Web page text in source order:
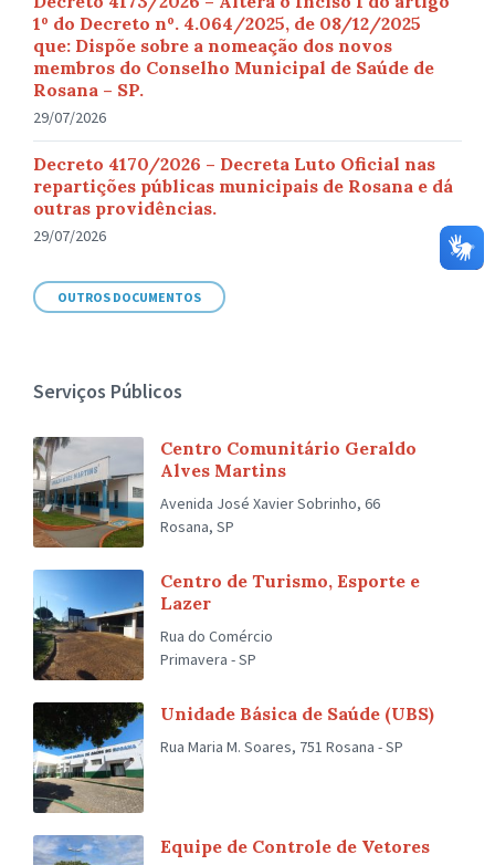
1º do Decreto nº. 4.064/2025, de 08/12/2025
que: Dispõe sobre a nomeação dos novos
membros do Conselho Municipal de Saúde de
Rosana – SP.
29/07/2026
Decreto 4170/2026 – Decreta Luto Oficial nas
repartições públicas municipais de Rosana e dá
outras providências.
29/07/2026
OUTROS DOCUMENTOS
Serviços Públicos
Centro Comunitário Geraldo
Alves Martins
Avenida José Xavier Sobrinho, 66
Rosana, SP
Centro de Turismo, Esporte e
Lazer
Rua do Comércio
Primavera - SP
Unidade Básica de Saúde (UBS)
Rua Maria M. Soares, 751 Rosana - SP
Equipe de Controle de Vetores